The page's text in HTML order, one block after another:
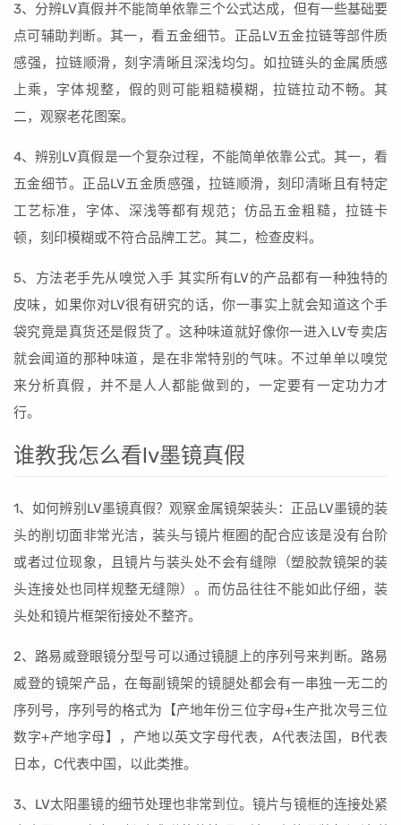
3、分辨LV真假并不能简单依靠三个公式达成，但有一些基础要
点可辅助判断。其一，看五金细节。正品LV五金拉链等部件质
感强，拉链顺滑，刻字清晰且深浅均匀。如拉链头的金属质感
上乘，字体规整，假的则可能粗糙模糊，拉链拉动不畅。其
二，观察老花图案。
4、辨别LV真假是一个复杂过程，不能简单依靠公式。其一，看
五金细节。正品LV五金质感强，拉链顺滑，刻印清晰且有特定
工艺标准，字体、深浅等都有规范；仿品五金粗糙，拉链卡
顿，刻印模糊或不符合品牌工艺。其二，检查皮料。
5、方法老手先从嗅觉入手 其实所有LV的产品都有一种独特的
皮味，如果你对LV很有研究的话，你一事实上就会知道这个手
袋究竟是真货还是假货了。这种味道就好像你一进入LV专卖店
就会闻道的那种味道，是在非常特别的气味。不过单单以嗅觉
来分析真假，并不是人人都能做到的，一定要有一定功力才
行。
谁教我怎么看lv墨镜真假
1、如何辨别LV墨镜真假？观察金属镜架装头：正品LV墨镜的装
头的削切面非常光洁，装头与镜片框圈的配合应该是没有台阶
或者过位现象，且镜片与装头处不会有缝隙（塑胶款镜架的装
头连接处也同样规整无缝隙）。而仿品往往不能如此仔细，装
头处和镜片框架衔接处不整齐。
2、路易威登眼镜分型号可以通过镜腿上的序列号来判断。路易
威登的镜架产品，在每副镜架的镜腿处都会有一串独一无二的
序列号，序列号的格式为【产地年份三位字母+生产批次号三位
数字+产地字母】，产地以英文字母代表，A代表法国，B代表
日本，C代表中国，以此类推。
3、LV太阳墨镜的细节处理也非常到位。镜片与镜框的连接处紧